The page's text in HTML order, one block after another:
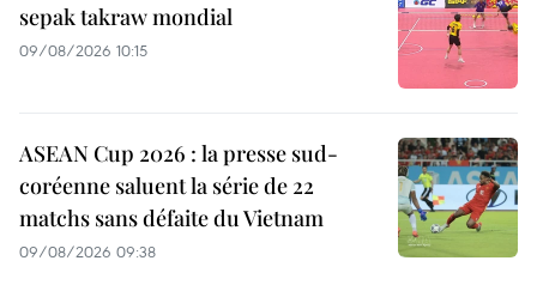
sepak takraw mondial
09/08/2026 10:15
ASEAN Cup 2026 : la presse sud-
coréenne saluent la série de 22
matchs sans défaite du Vietnam
09/08/2026 09:38